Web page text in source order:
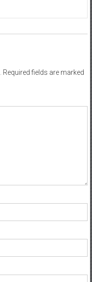
Required fields are marked